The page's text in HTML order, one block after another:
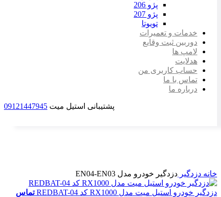
پژو 206
پژو 207
تویوتا
خدمات و تعمیرات
دوربین ثبت وقایع
لامپ ها
هدلایت
حساب کاربری من
تماس با ما
درباره ما
پشتیبانی استیل میت 09121447945
خانه دزدگیر دزدگیر خودرو مدل EN04-EN03
دزدگیر خودرو استیل میت مدل RX1000 کد REDBAT-04
تماس